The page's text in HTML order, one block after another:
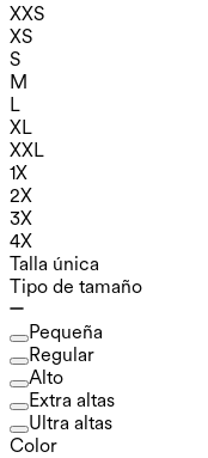
XXS
XS
S
M
L
XL
XXL
1X
2X
3X
4X
Talla única
Tipo de tamaño
Pequeña
Regular
Alto
Extra altas
Ultra altas
Color